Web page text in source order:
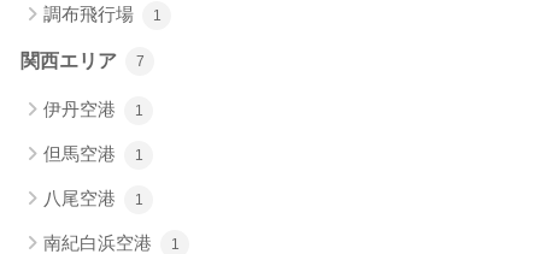
調布飛行場 1
関西エリア 7
伊丹空港 1
但馬空港 1
八尾空港 1
南紀白浜空港 1